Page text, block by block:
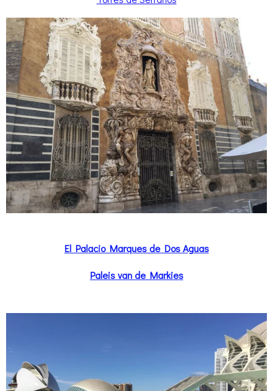
El Palacio Marques de Dos Aguas
Paleis van de Markies